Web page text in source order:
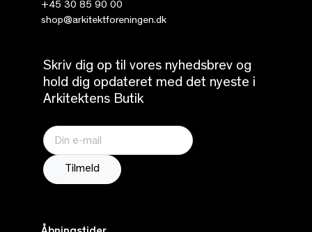
+45 30 85 90 00
shop@arkitektforeningen.dk
Skriv dig op til vores nyhedsbrev og
hold dig opdateret med det nyeste i
Arkitektens Butik